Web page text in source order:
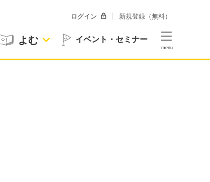
よむ イベント・セミナー
ログイン 新規登録（無料）